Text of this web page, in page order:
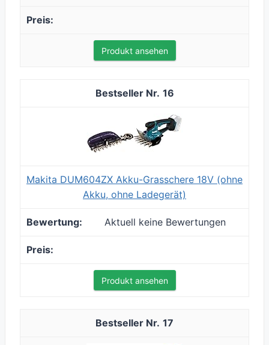
Produkt ansehen
16
Makita DUM604ZX Akku-Grasschere 18V (ohne
Akku, ohne Ladegerät)
Aktuell keine Bewertungen
Produkt ansehen
17